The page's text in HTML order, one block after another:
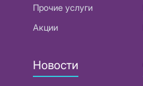
Прочие услуги
Акции
Новости